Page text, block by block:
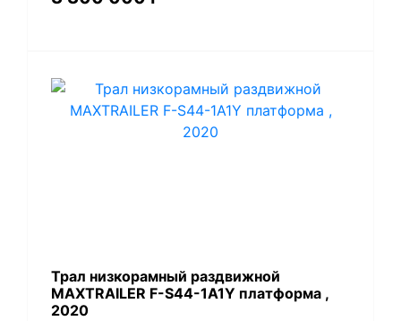
Трал низкорамный раздвижной
MAXTRAILER F-S44-1A1Y платформа ,
2020